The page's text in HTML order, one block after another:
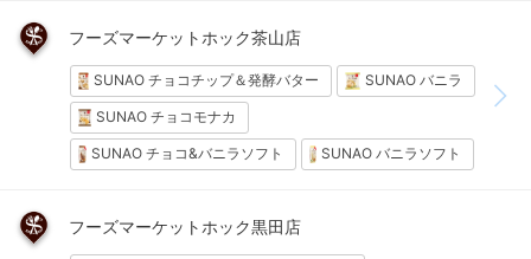
フーズマーケットホック茶山店
SUNAO チョコチップ＆発酵バター SUNAO バニラ
SUNAO チョコモナカ
SUNAO チョコ&バニラソフト SUNAO バニラソフト
フーズマーケットホック黒田店